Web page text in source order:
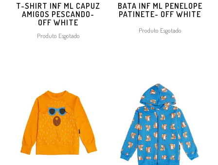
T-SHIRT INF ML CAPUZ
AMIGOS PESCANDO-
OFF WHITE
Produto Esgotado
BATA INF ML PENELOPE
PATINETE- OFF WHITE
Produto Esgotado